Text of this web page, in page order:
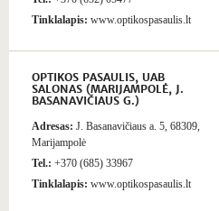
Tinklalapis: www.optikospasaulis.lt
OPTIKOS PASAULIS, UAB
SALONAS (MARIJAMPOLĖ, J.
BASANAVIČIAUS G.)
Adresas: J. Basanavičiaus a. 5, 68309,
Marijampolė
Tel.: +370 (685) 33967
Tinklalapis: www.optikospasaulis.lt